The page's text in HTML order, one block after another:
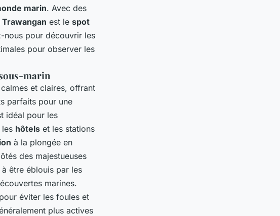
marin. Avec des
Trawangan est le spot
nous pour découvrir les
pour observer les
marin
et claires, offrant
parfaits pour une
idéal pour les
hôtels et les stations
à la plongée en
des majestueuses
être éblouis par les
marines.
éviter les foules et
plus actives